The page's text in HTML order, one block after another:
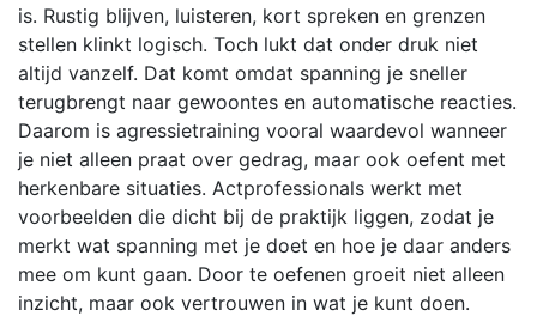
is. Rustig blijven, luisteren, kort spreken en grenzen
stellen klinkt logisch. Toch lukt dat onder druk niet
altijd vanzelf. Dat komt omdat spanning je sneller
terugbrengt naar gewoontes en automatische reacties.
Daarom is agressietraining vooral waardevol wanneer
je niet alleen praat over gedrag, maar ook oefent met
herkenbare situaties. Actprofessionals werkt met
voorbeelden die dicht bij de praktijk liggen, zodat je
merkt wat spanning met je doet en hoe je daar anders
mee om kunt gaan. Door te oefenen groeit niet alleen
inzicht, maar ook vertrouwen in wat je kunt doen.